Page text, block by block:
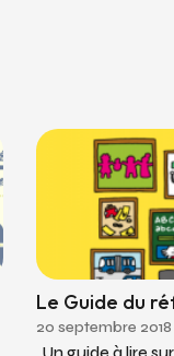
Le Guide du
20 septembre 2018